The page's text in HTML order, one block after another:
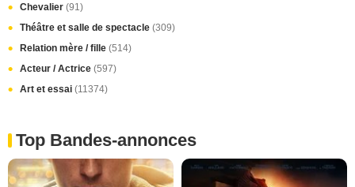
Chevalier (91)
Théâtre et salle de spectacle (309)
Relation mère / fille (514)
Acteur / Actrice (597)
Art et essai (11374)
Top Bandes-annonces